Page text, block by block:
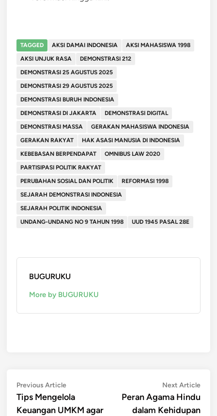
TAGGED AKSI DAMAI INDONESIA
AKSI MAHASISWA 1998
AKSI UNJUK RASA
DEMONSTRASI 212
DEMONSTRASI 25 AGUSTUS 2025
DEMONSTRASI 29 AGUSTUS 2025
DEMONSTRASI BURUH INDONESIA
DEMONSTRASI DI JAKARTA
DEMONSTRASI DIGITAL
DEMONSTRASI MASSA
GERAKAN MAHASISWA INDONESIA
GERAKAN RAKYAT
HAK ASASI MANUSIA DI INDONESIA
KEBEBASAN BERPENDAPAT
OMNIBUS LAW 2020
PARTISIPASI POLITIK RAKYAT
PERUBAHAN SOSIAL DAN POLITIK
REFORMASI 1998
SEJARAH DEMONSTRASI INDONESIA
SEJARAH POLITIK INDONESIA
UNDANG-UNDANG NO 9 TAHUN 1998
UUD 1945 PASAL 28E
BUGURUKU
More by BUGURUKU
Post
navigation
Previous ArticlePrevious
article:
Tips Mengelola
Keuangan UMKM agar
Next ArticleNext
Peran Agama Hindu
dalam Kehidupan